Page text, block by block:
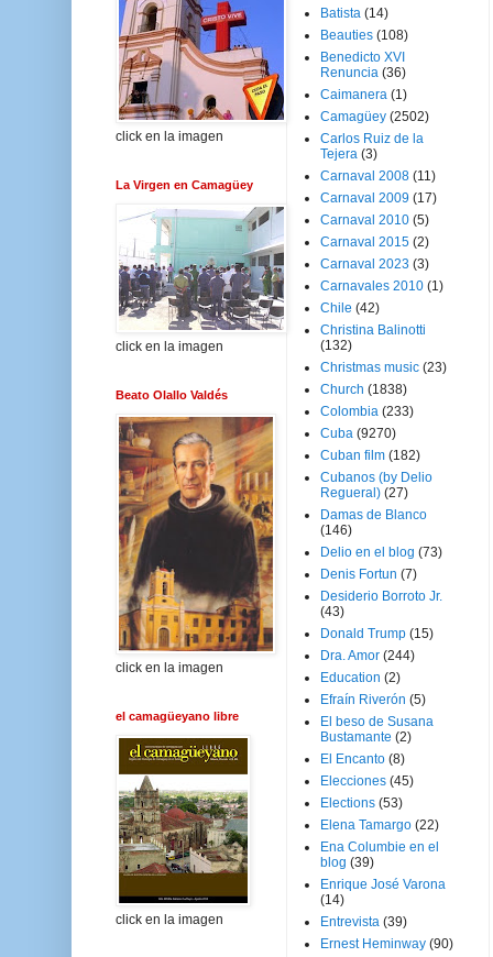
click en la imagen
La Virgen en Camagüey
click en la imagen
Beato Olallo Valdés
click en la imagen
el camagüeyano libre
click en la imagen
Batista (14)
Beauties (108)
Benedicto XVI
Renuncia (36)
Caimanera (1)
Camagüey (2502)
Carlos Ruiz de la
Tejera (3)
Carnaval 2008 (11)
Carnaval 2009 (17)
Carnaval 2010 (5)
Carnaval 2015 (2)
Carnaval 2023 (3)
Carnavales 2010 (1)
Chile (42)
Christina Balinotti
(132)
Christmas music (23)
Church (1838)
Colombia (233)
Cuba (9270)
Cuban film (182)
Cubanos (by Delio
Regueral) (27)
Damas de Blanco
(146)
Delio en el blog (73)
Denis Fortun (7)
Desiderio Borroto Jr.
(43)
Donald Trump (15)
Dra. Amor (244)
Education (2)
Efraín Riverón (5)
El beso de Susana
Bustamante (2)
El Encanto (8)
Elecciones (45)
Elections (53)
Elena Tamargo (22)
Ena Columbie en el
blog (39)
Enrique José Varona
(14)
Entrevista (39)
Ernest Heminway (90)